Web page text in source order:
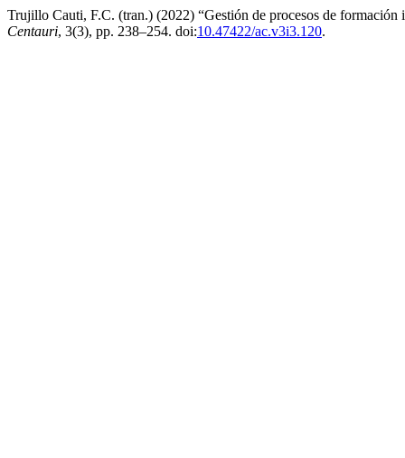
Trujillo Cauti, F.C. (tran.) (2022) “Gestión de procesos de
Centauri, 3(3), pp. 238–254. doi:10.47422/ac.v3i3.120.